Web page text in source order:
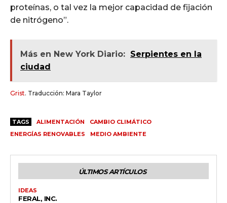
proteínas, o tal vez la mejor capacidad de fijación
de nitrógeno”.
Más en New York Diario: Serpientes en la
ciudad
Grist. Traducción: Mara Taylor
TAGS ALIMENTACIÓN
CAMBIO CLIMÁTICO
ENERGÍAS RENOVABLES
MEDIO AMBIENTE
ÚLTIMOS ARTÍCULOS
IDEAS
FERAL, INC.